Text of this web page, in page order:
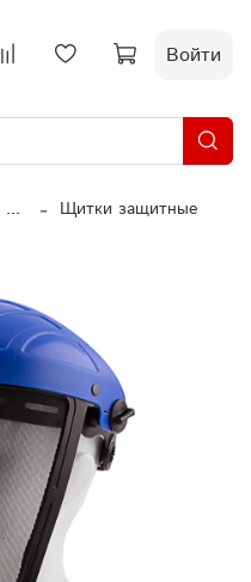
Войти
... Щитки защитные